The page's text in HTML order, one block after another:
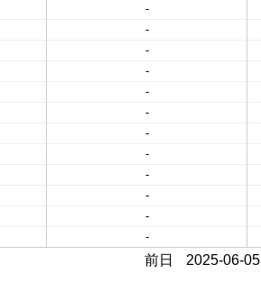
-
-
-
-
-
-
-
-
-
-
-
-
前日 2025-06-05